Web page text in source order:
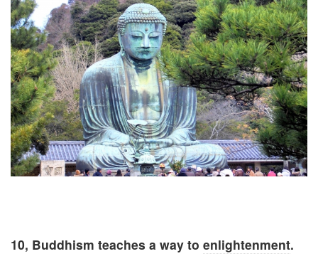
10, Buddhism teaches a way to enlightenment.